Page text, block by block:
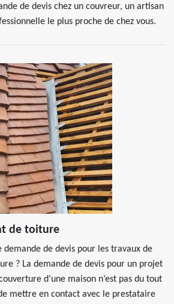
de devis chez un couvreur, un artisan
le plus proche de chez vous.
de toiture
de devis pour les travaux de
? La demande de devis pour un projet
d’une maison n’est pas du tout
mettre en contact avec le prestataire